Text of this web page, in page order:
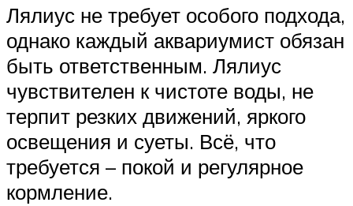
Лялиус не требует особого подхода,
однако каждый аквариумист обязан
быть ответственным. Лялиус
чувствителен к чистоте воды, не
терпит резких движений, яркого
освещения и суеты. Всё, что
требуется – покой и регулярное
кормление.